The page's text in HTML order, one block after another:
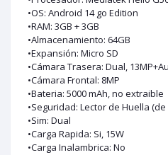
•OS: Android 14 go Edition
•RAM: 3GB + 3GB
•Almacenamiento: 64GB
•Expansión: Micro SD
•Cámara Trasera: Dual,
•Cámara Frontal: 8MP
•Bateria: 5000 mAh, no extraible
•Seguridad: Lector de Huella
•Sim: Dual
•Carga Rapida: Si, 15W
•Carga Inalambrica: No